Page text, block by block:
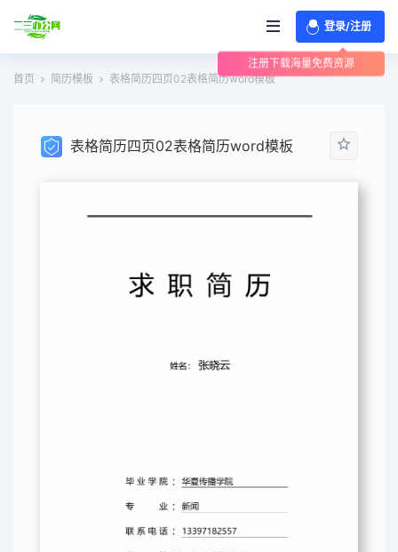
登录/注册
注册下载海量免费资源
首页 简历模板 表格简历四页02表格简历word模板
表格简历四页02表格简历word模板